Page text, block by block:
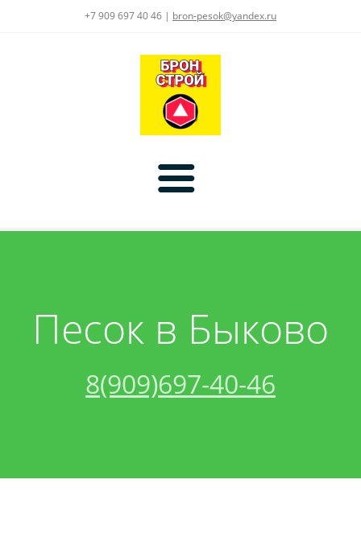
+7 909 697 40 46 | bron-pesok@yandex.ru
Главная
Услуги
Песок
Спецтехника:
Акции
Песок в Быково
8(909)697-40-46